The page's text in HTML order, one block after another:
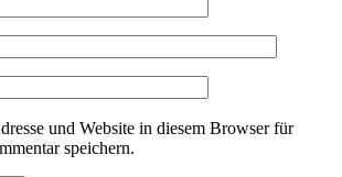
und Website in diesem Browser für
speichern.